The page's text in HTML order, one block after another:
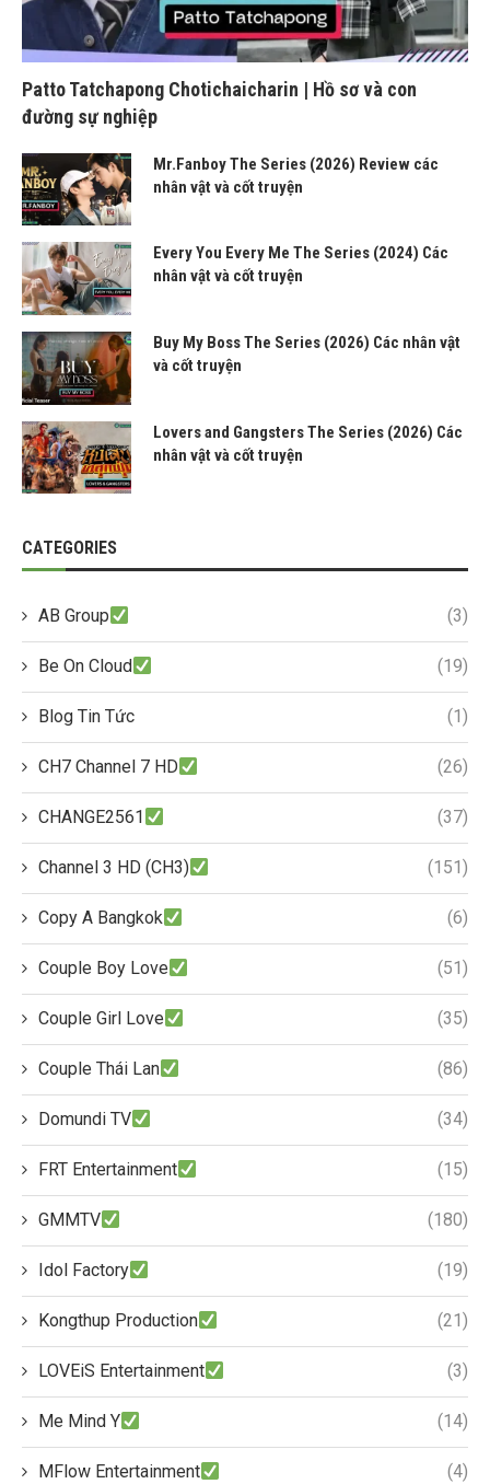
Patto Tatchapong Chotichaicharin | Hồ sơ và con
đường sự nghiệp
Mr.Fanboy The Series (2026) Review các
nhân vật và cốt truyện
Every You Every Me The Series (2024) Các
nhân vật và cốt truyện
Buy My Boss The Series (2026) Các nhân vật
và cốt truyện
Lovers and Gangsters The Series (2026) Các
nhân vật và cốt truyện
CATEGORIES
AB Group (3)
Be On Cloud (19)
Blog Tin Tức (1)
CH7 Channel 7 HD (26)
CHANGE2561 (37)
Channel 3 HD (CH3) (151)
Copy A Bangkok (6)
Couple Boy Love (51)
Couple Girl Love (35)
Couple Thái Lan (86)
Domundi TV (34)
FRT Entertainment (15)
GMMTV (180)
Idol Factory (19)
Kongthup Production (21)
LOVEiS Entertainment (3)
Me Mind Y (14)
MFlow Entertainment (4)